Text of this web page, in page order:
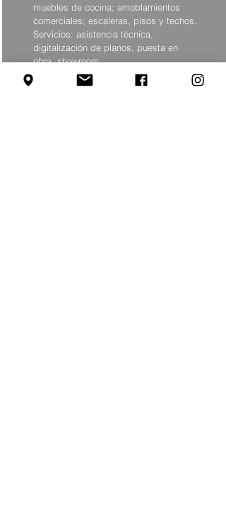
muebles de cocina; amoblamientos
comerciales; escaleras, pisos y techos.
Servicios: asistencia técnica,
digitalización de planos, puesta en
obra, showroom